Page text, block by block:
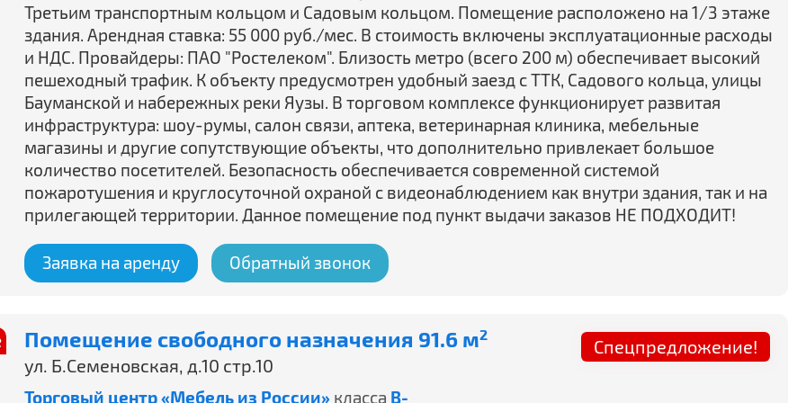
Третьим транспортным кольцом и Садовым кольцом. Помещение расположено на 1/3 этаже
здания. Арендная ставка: 55 000 руб./мес. В стоимость включены эксплуатационные расходы
и НДС. Провайдеры: ПАО "Ростелеком". Близость метро (всего 200 м) обеспечивает высокий
пешеходный трафик. К объекту предусмотрен удобный заезд с ТТК, Садового кольца, улицы
Бауманской и набережных реки Яузы. В торговом комплексе функционирует развитая
инфраструктура: шоу-румы, салон связи, аптека, ветеринарная клиника, мебельные
магазины и другие сопутствующие объекты, что дополнительно привлекает большое
количество посетителей. Безопасность обеспечивается современной системой
пожаротушения и круглосуточной охраной с видеонаблюдением как внутри здания, так и на
прилегающей территории. Данное помещение под пункт выдачи заказов НЕ ПОДХОДИТ!
Заявка на аренду Обратный звонок
Спецпредложение!
Спецпредложение
Помещение свободного назначения 91.6 м2
ул. Б.Семеновская, д.10 стр.10
Торговый центр «Мебель из России» класса B-